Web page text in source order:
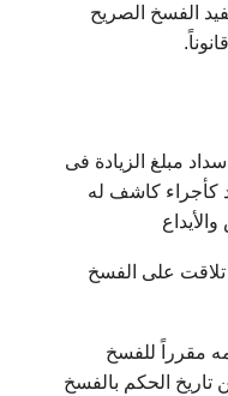
الفسخ الصريح
مبلغ الزيادة فى
كأجراء كاشف له
تلاقت على الفسخ
مقرراً للفسخ
تاريخ الحكم بالفسخ